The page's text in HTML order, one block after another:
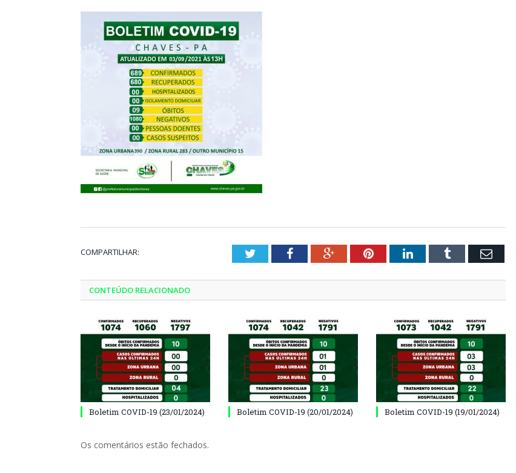
COMPARTILHAR: TwitterFacebookGoogle+PinterestLinkedInTumblr Email
CONTEÚDO RELACIONADO
Boletim COVID-19 (23/01/2024) Boletim COVID-19 (20/01/2024) Boletim COVID-19 (19/01/2024)
Os comentários estão fechados.